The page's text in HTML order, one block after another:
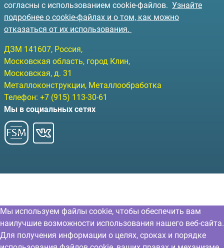
согласны с использованием cookie-файлов. Узнайте
подробнее о cookie-файлах и о том, как можно
отказаться от их использования.
ДЗМ 141607, Россия,
Московская область, город Клин,
Московская, д. 31
Металлоконструкции, Металлообработка
Телефон: +7 (915) 113-30-61
Мы в социальных сетях
Мы используем файлы cookie, чтобы обеспечить вам
наилучшие возможности использования нашего веб-сайта.
Для получения информации о целях, сроках и порядке